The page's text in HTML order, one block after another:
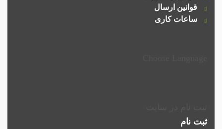
قوانین ارسال
ساعات کاری
ثبت نام